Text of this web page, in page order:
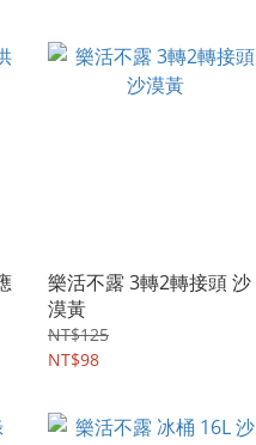
樂活不露 3轉2轉接頭 沙
漠黃
NT$125
NT$98